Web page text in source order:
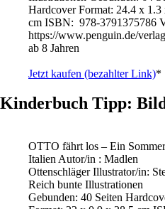
Hardcover Format: 24.4 x 1.3
cm ISBN: ‎ 978-3791375786
https://www.penguin.de/
ab 8 Jahren
Jetzt kaufen (bezahlter Link)*
Kinderbuch Tipp:
OTTO fährt los – Ein
Italien Autor/in : Madlen
Ottenschläger Illustrator/in:
Reich bunte Illustrationen
Gebunden: 40 Seiten